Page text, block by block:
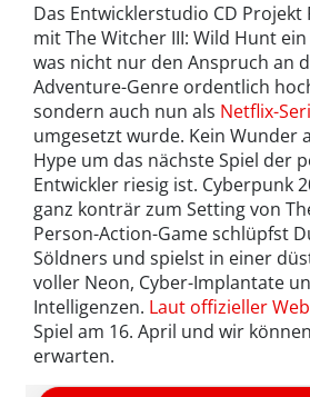
Das Entwicklerstudio CD Projekt
mit The Witcher III: Wild Hunt
was nicht nur den Anspruch an
Adventure-Genre ordentlich
sondern auch nun als Netflix-
umgesetzt wurde. Kein Wunder
Hype um das nächste Spiel der
Entwickler riesig ist. Cyberpunk
ganz konträr zum Setting von
Person-Action-Game schlüpfst
Söldners und spielst in einer
voller Neon, Cyber-Implantate
Intelligenzen. Laut offizieller
Spiel am 16. April und wir
erwarten.